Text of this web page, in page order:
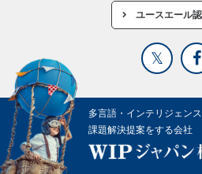
ユースエール
多言語・インテリジェン
課題解決提案をする会社